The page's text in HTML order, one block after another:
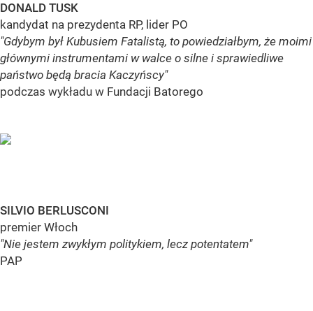
DONALD TUSK
kandydat na prezydenta RP, lider PO
"Gdybym był Kubusiem Fatalistą, to powiedziałbym, że moimi
głównymi instrumentami w walce o silne i sprawiedliwe
państwo będą bracia Kaczyńscy"
podczas wykładu w Fundacji Batorego
SILVIO BERLUSCONI
premier Włoch
"Nie jestem zwykłym politykiem, lecz potentatem"
PAP